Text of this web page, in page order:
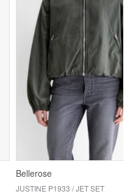
Bellerose
JUSTINE P1933 / JET SET